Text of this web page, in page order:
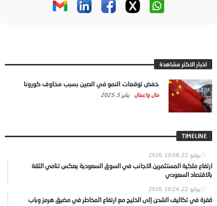
اخبار الاكثر مشاهدة
خفض توقعات النمو في الصين بسبب مخاوف كورونا
مال واعمال يناير 5, 2025
TIMELINE
يوليو 22, 2026 10:58
ارتفاع ملكية المستثمرين الاجانب في السوق السعودية يعكس تنامي الثقة
بالاقتصاد السعودي
يوليو 22, 2026 10:24
قفزة في تكاليف الشحن إلى الخليج مع ارتفاع المخاطر في مضيق هرمز وباب